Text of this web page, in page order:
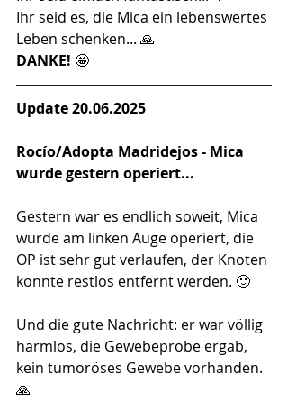
Ihr seid es, die Mica ein lebenswertes
Leben schenken... 🙏
DANKE! 🤩
Update 20.06.2025
Rocío/Adopta Madridejos - Mica
wurde gestern operiert...
Gestern war es endlich soweit, Mica
wurde am linken Auge operiert, die
OP ist sehr gut verlaufen, der Knoten
konnte restlos entfernt werden. 🙂
Und die gute Nachricht: er war völlig
harmlos, die Gewebeprobe ergab,
kein tumoröses Gewebe vorhanden.
🙏